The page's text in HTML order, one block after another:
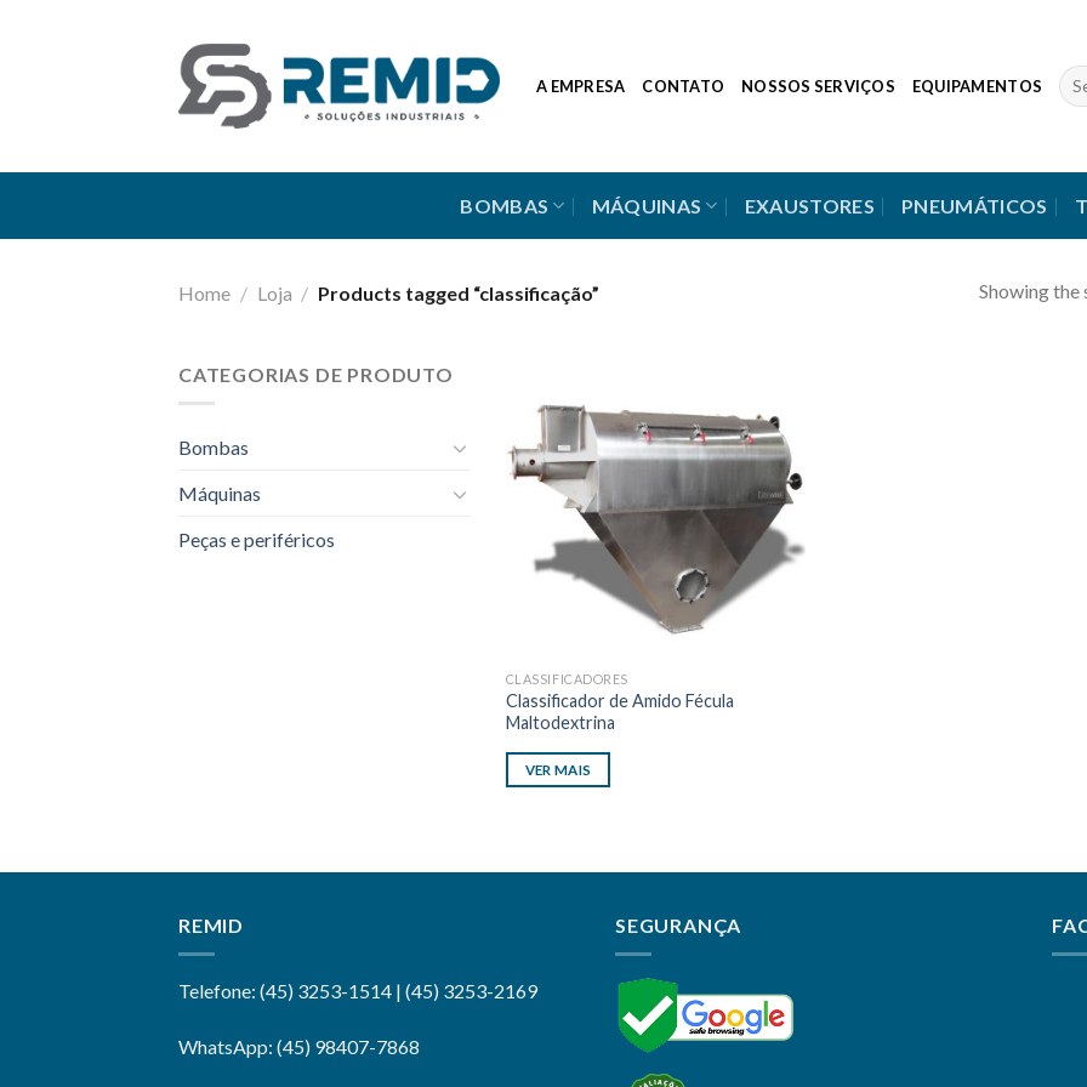
A EMPRESA CONTATO NOSSOS SERVIÇOS EQUIPAMENTOS
for:
BOMBAS MÁQUINAS EXAUSTORES PNEUMÁTICOS
Home / Loja / Products tagged “classificação” Showing the
CATEGORIAS DE PRODUTO
Bombas
Máquinas
Peças e periféricos
CLASSIFICADORES
Classificador de Amido Fécula
Maltodextrina
VER MAIS
REMID
Telefone: (45) 3253-1514 | (45) 3253-2169
WhatsApp: (45) 98407-7868
SEGURANÇA